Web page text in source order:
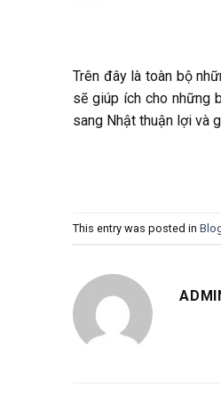
Trên đây là toàn bộ
sẽ giúp ích cho những
sang Nhật thuận lợi và
This entry was posted in